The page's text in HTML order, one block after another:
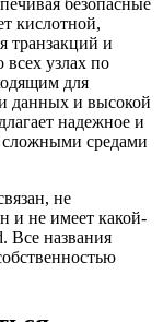
кислотной,
транзакций и
всех узлах по
для
данных и высокой
надежное и
сложными средами
не
и не имеет какой-
Все названия